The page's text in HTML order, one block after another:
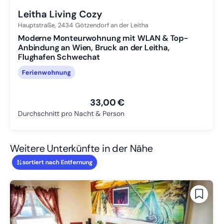
Leitha Living Cozy
Hauptstraße, 2434 Götzendorf an der Leitha
Moderne Monteurwohnung mit WLAN & Top-
Anbindung an Wien, Bruck an der Leitha,
Flughafen Schwechat
Ferienwohnung
33,00 €
Durchschnitt pro Nacht & Person
Weitere Unterkünfte in der Nähe
sortiert nach Entfernung